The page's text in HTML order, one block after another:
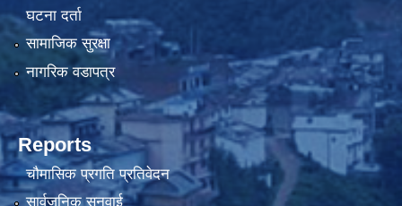
घटना दर्ता
सामाजिक सुरक्षा
नागरिक वडापत्र
Reports
चौमासिक प्रगति प्रतिवेदन
सार्वजनिक सुनुवाई